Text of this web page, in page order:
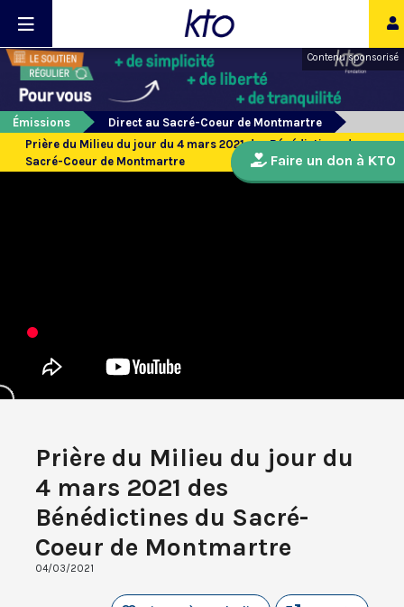
Contenu sponsorisé
Émissions
Direct au Sacré-Coeur de Montmartre
Prière du Milieu du jour du 4 mars 2021 des Bénédictines du
Sacré-Coeur de Montmartre
Prière du Milieu du jour du
4 mars 2021 des
Bénédictines du Sacré-
Coeur de Montmartre
04/03/2021
Faire un don à KTO